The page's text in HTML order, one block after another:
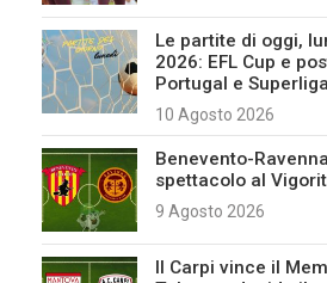
Le partite di oggi,
2026: EFL Cup e
Portugal e
10 Agosto 2026
Benevento-
spettacolo al
9 Agosto 2026
Il Carpi vince il